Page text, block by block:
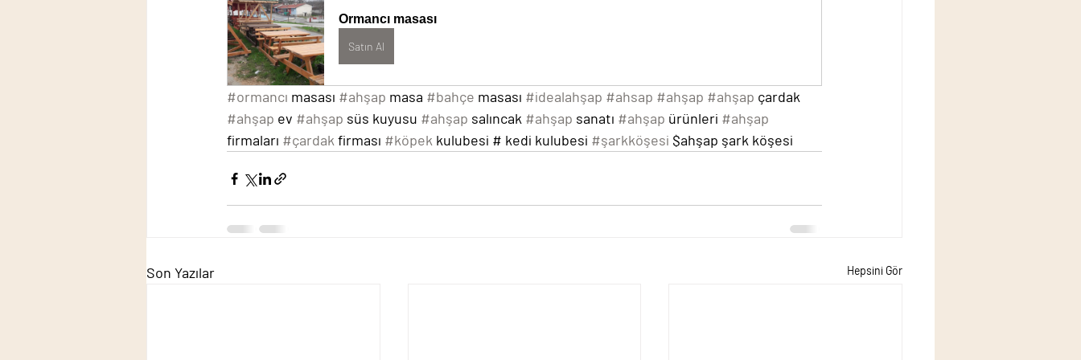
Ormancı masası
Satın Al
#ormancı masası #ahşap masa #bahçe masası #idealahşap #ahsap #ahşap #ahşap çardak
#ahşap ev #ahşap süs kuyusu #ahşap salıncak #ahşap sanatı #ahşap ürünleri #ahşap
firmaları #çardak firması #köpek kulubesi # kedi kulubesi #şarkköşesi $ahşap şark köşesi
Son Yazılar Hepsini Gör